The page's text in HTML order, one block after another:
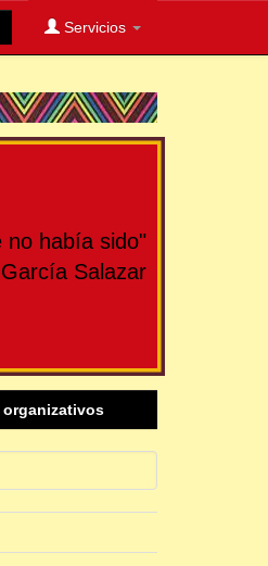
Servicios
no había sido"
Salazar
organizativos